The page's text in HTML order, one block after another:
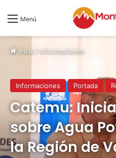
Menú
Inicio/Informaciones
Informaciones Portada
Catemu:
sobre Agua
la Región de